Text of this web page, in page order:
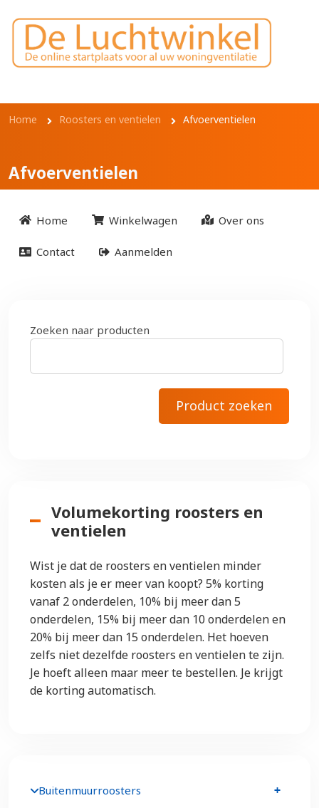
Kruimelpad
Home Roosters en ventielen Afvoerventielen
Afvoerventielen
Home Winkelwagen Over ons
Contact Aanmelden
Zoeken naar producten
Volumekorting roosters en
ventielen
Wist je dat de roosters en ventielen minder
kosten als je er meer van koopt? 5% korting
vanaf 2 onderdelen, 10% bij meer dan 5
onderdelen, 15% bij meer dan 10 onderdelen en
20% bij meer dan 15 onderdelen. Het hoeven
zelfs niet dezelfde roosters en ventielen te zijn.
Je hoeft alleen maar meer te bestellen. Je krijgt
de korting automatisch.
Buitenmuurroosters